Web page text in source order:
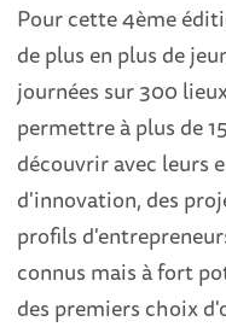
Pour cette 4ème
de plus en plus de
journées sur 300
permettre à plus de
découvrir avec leurs
d'innovation, des
profils
connus mais à fort
des premiers choix